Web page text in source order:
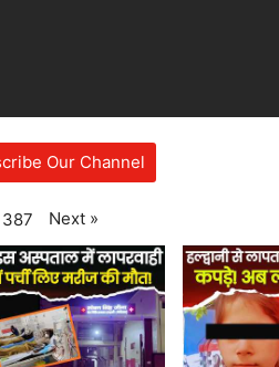
Our Channel
387 Next »